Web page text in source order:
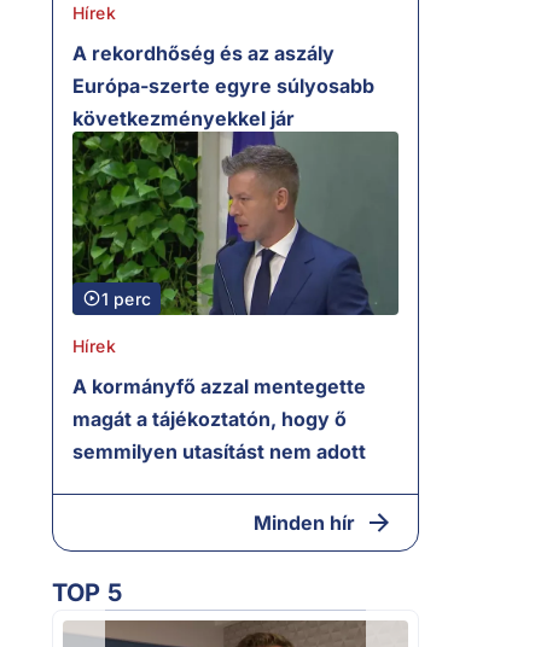
Hírek
A rekordhőség és az aszály
Európa-szerte egyre súlyosabb
következményekkel jár
1 perc
Hírek
A kormányfő azzal mentegette
magát a tájékoztatón, hogy ő
semmilyen utasítást nem adott
Minden hír
TOP 5